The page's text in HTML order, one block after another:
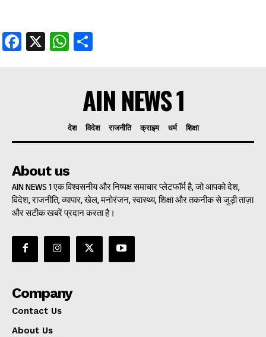
Facebook
X WhatsApp
AIN NEWS 1
देश विदेश राजनीति क्राइम धर्म शिक्षा
About us
AIN NEWS 1 एक विश्वसनीय और निष्पक्ष समाचार प्लेटफॉर्म है, जो आपको देश,
विदेश, राजनीति, व्यापार, खेल, मनोरंजन, स्वास्थ्य, शिक्षा और तकनीक से जुड़ी ताज़ा
और सटीक खबरें प्रदान करता है।
Company
Contact Us
About Us